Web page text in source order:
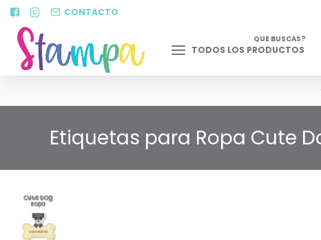
CONTACTO
TODOS LOS PRODUCTOS
QUE BUSCAS?
Etiquetas para Ropa Cute